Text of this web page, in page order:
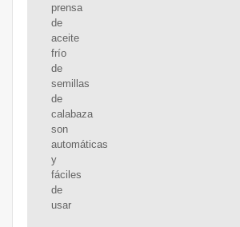
prensa
de
aceite
frío
de
semillas
de
calabaza
son
automáticas
y
fáciles
de
usar